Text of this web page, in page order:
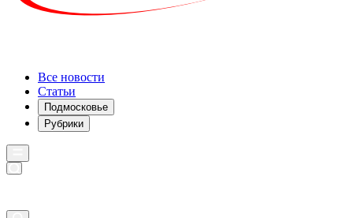
Все новости
Статьи
Подмосковье
Рубрики